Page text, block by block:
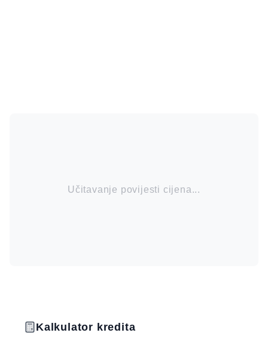
Učitavanje povijesti cijena...
Kalkulator kredita